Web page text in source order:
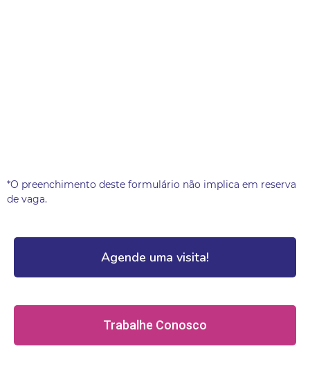
*O preenchimento deste formulário não implica em reserva
de vaga.
Agende uma visita!
Trabalhe Conosco